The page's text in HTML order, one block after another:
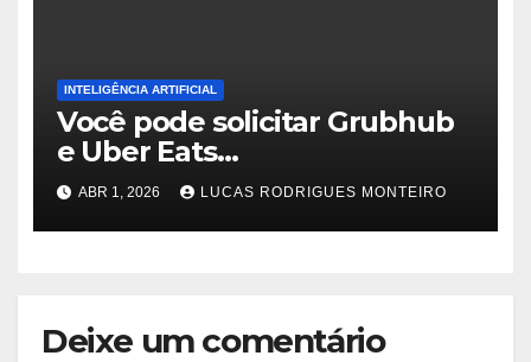
INTELIGÊNCIA ARTIFICIAL
Você pode solicitar Grubhub
e Uber Eats
‘conversacionalmente’ com
Alexa Plus
ABR 1, 2026 LUCAS RODRIGUES MONTEIRO
Deixe um comentário